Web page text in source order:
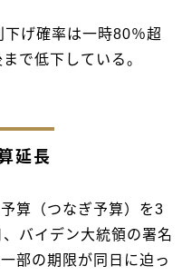
げ確率は一時80％超
で低下している。
延長
算（つなぎ予算）を3
バイデン大統領の署名
部の期限が同日に迫っ